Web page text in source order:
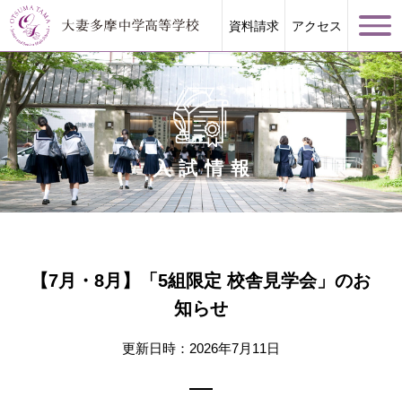
資料請求 アクセス
学校案内
学校生活
入試情報
【7月・8月】「5組限定 校舎見学会」のお
知らせ
更新日時：2026年7月11日